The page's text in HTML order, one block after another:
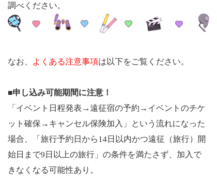
調べください。
なお、 よくある注意事項は以下をご覧ください。
■申し込み可能期間に注意！
「イベント日程発表→遠征宿の予約→イベントのチケ
ット確保→キャンセル保険加入」という流れになった
場合、「旅行予約日から14日以内かつ遠征（旅行）開
始日まで9日以上の旅行」の条件を満たさず、加入で
きなくなる可能性あり。